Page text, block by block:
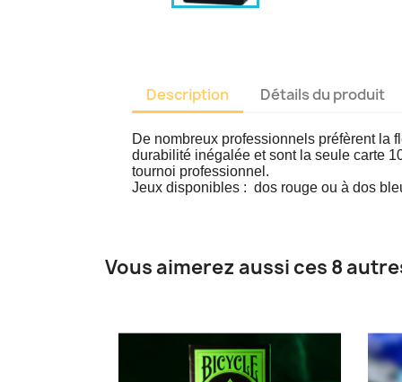
Description Détails du produit
De nombreux professionnels préfèrent la
durabilité inégalée et sont la seule carte
tournoi professionnel.
Jeux disponibles : dos rouge ou à dos
Vous aimerez aussi ces 8